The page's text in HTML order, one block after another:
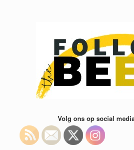
Volg ons op social